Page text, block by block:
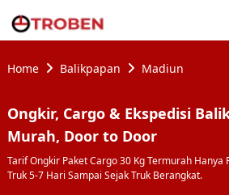
Home Balikpapan Madiun
Ongkir, Cargo & Ekspedisi
Murah, Door to Door
Tarif Ongkir Paket Cargo 30 Kg Termurah Hanya
Truk 5-7 Hari Sampai Sejak Truk Berangkat.